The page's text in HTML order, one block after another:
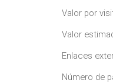
Valor por
Valor
Enlaces
Número de